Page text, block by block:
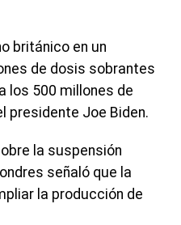
británico en un
de dosis sobrantes
los 500 millones de
presidente Joe Biden.
la suspensión
señaló que la
la producción de